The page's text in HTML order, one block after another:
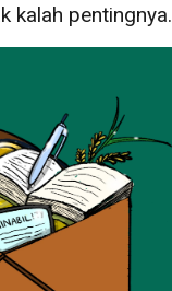
kalah pentingnya.